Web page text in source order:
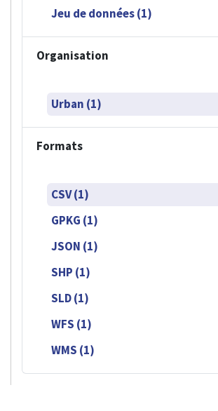
Jeu de données (1)
Organisation
Urban (1)
Formats
CSV (1)
GPKG (1)
JSON (1)
SHP (1)
SLD (1)
WFS (1)
WMS (1)